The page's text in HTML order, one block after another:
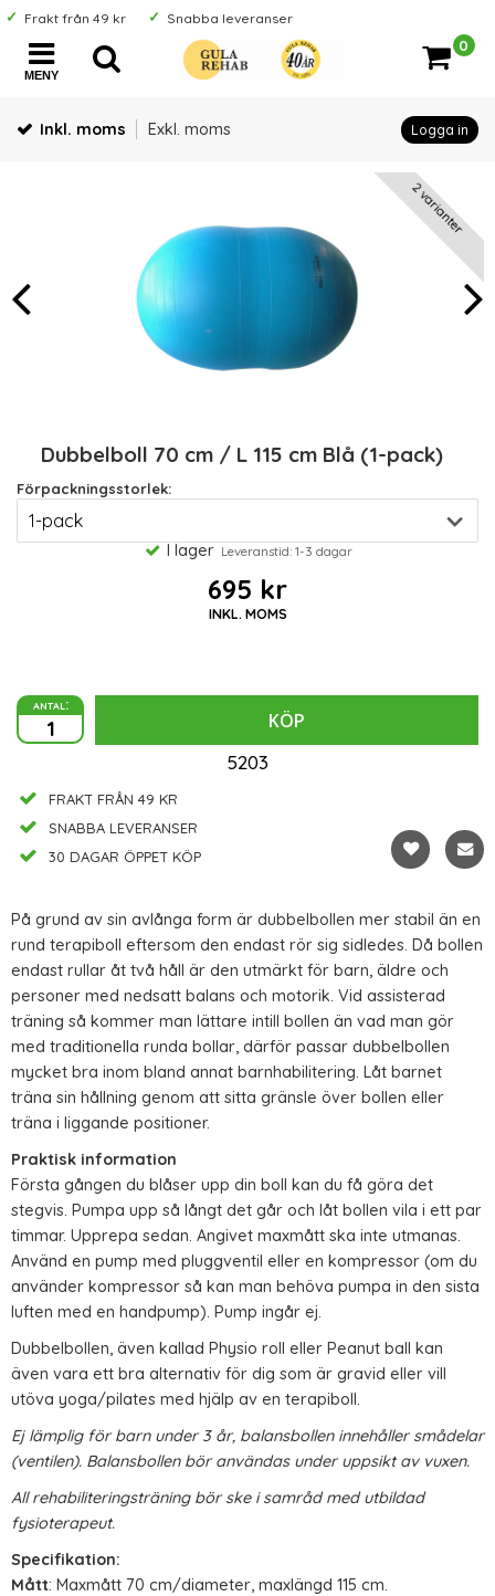
Frakt från 49 kr Snabba leveranser
MENY
0
Inkl. moms Exkl. moms Logga in
2 varianter
Dubbelboll 70 cm / L 115 cm Blå (1-pack)
Förpackningsstorlek:
I lager Leveranstid: 1-3 dagar
695 kr
INKL. MOMS
antal:
KÖP
5203
FRAKT FRÅN 49 KR
SNABBA LEVERANSER
30 DAGAR ÖPPET KÖP
På grund av sin avlånga form är dubbelbollen mer stabil än en
rund terapiboll eftersom den endast rör sig sidledes. Då bollen
endast rullar åt två håll är den utmärkt för barn, äldre och
personer med nedsatt balans och motorik. Vid assisterad
träning så kommer man lättare intill bollen än vad man gör
med traditionella runda bollar, därför passar dubbelbollen
mycket bra inom bland annat barnhabilitering. Låt barnet
träna sin hållning genom att sitta gränsle över bollen eller
träna i liggande positioner.
Praktisk information
Första gången du blåser upp din boll kan du få göra det
stegvis. Pumpa upp så långt det går och låt bollen vila i ett par
timmar. Upprepa sedan. Angivet maxmått ska inte utmanas.
Använd en pump med pluggventil eller en kompressor (om du
använder kompressor så kan man behöva pumpa in den sista
luften med en handpump). Pump ingår ej.
Dubbelbollen, även kallad Physio roll eller Peanut ball kan
även vara ett bra alternativ för dig som är gravid eller vill
utöva yoga/pilates med hjälp av en terapiboll.
Ej lämplig för barn under 3 år, balansbollen innehåller smådelar
(ventilen). Balansbollen bör användas under uppsikt av vuxen.
All rehabiliteringsträning bör ske i samråd med utbildad
fysioterapeut.
Specifikation:
Mått: Maxmått 70 cm/diameter, maxlängd 115 cm.